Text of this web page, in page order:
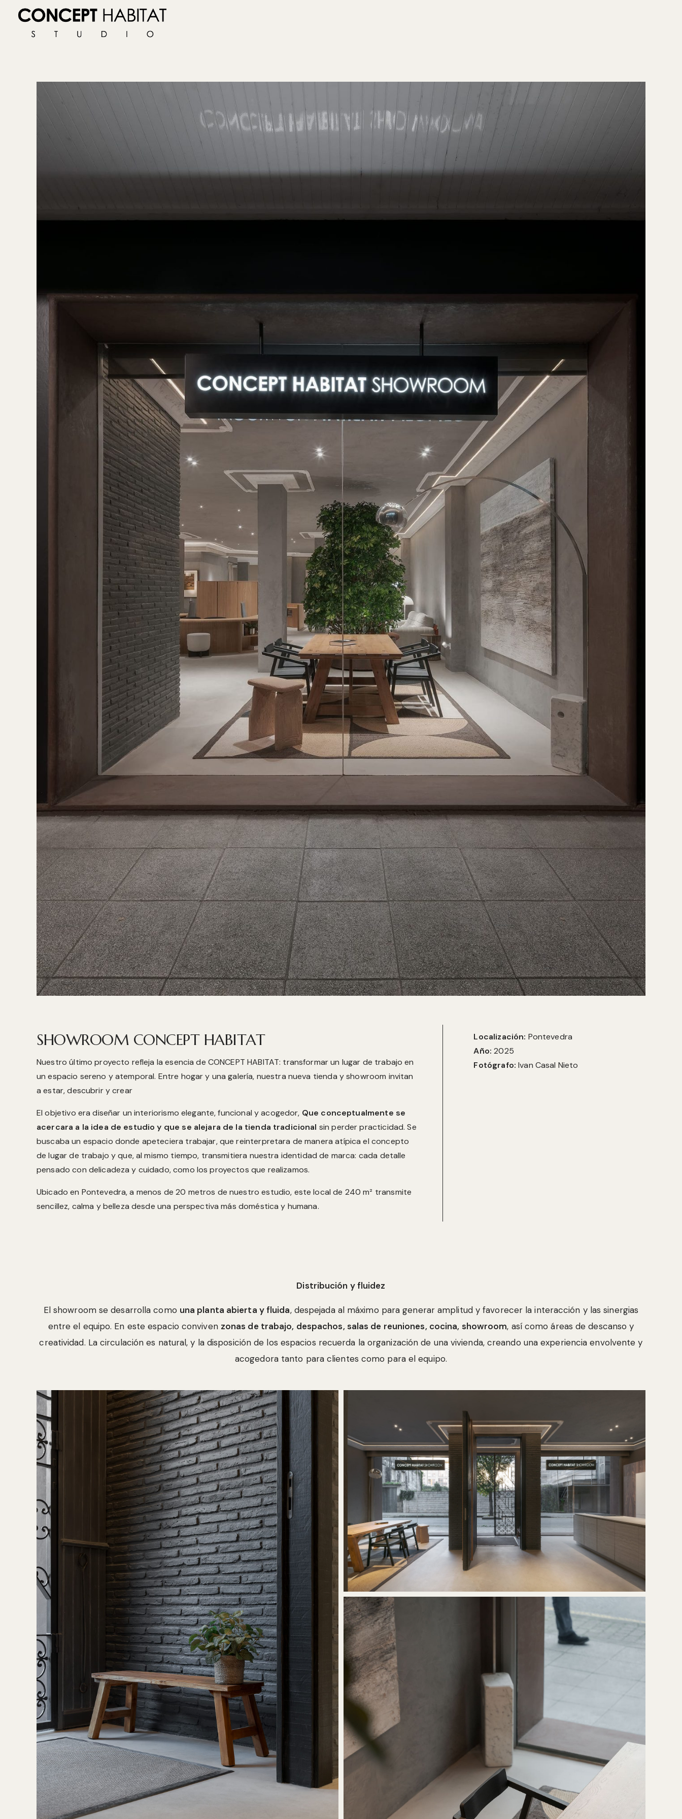
SHOWROOM CONCEPT HABITAT
Nuestro último proyecto refleja la esencia de CONCEPT HABITAT: transformar un lugar de trabajo en
un espacio sereno y atemporal. Entre hogar y una galería, nuestra nueva tienda y showroom invitan
a estar, descubrir y crear
El objetivo era diseñar un interiorismo elegante, funcional y acogedor, Que conceptualmente se
acercara a la idea de estudio y que se alejara de la tienda tradicional sin perder practicidad. Se
buscaba un espacio donde apeteciera trabajar, que reinterpretara de manera atípica el concepto
de lugar de trabajo y que, al mismo tiempo, transmitiera nuestra identidad de marca: cada detalle
pensado con delicadeza y cuidado, como los proyectos que realizamos.
Ubicado en Pontevedra, a menos de 20 metros de nuestro estudio, este local de 240 m² transmite
sencillez, calma y belleza desde una perspectiva más doméstica y humana.
Localización: Pontevedra
Año: 2025
Fotógrafo: Ivan Casal Nieto
Distribución y fluidez
El showroom se desarrolla como una planta abierta y fluida, despejada al máximo para generar amplitud y favorecer la interacción y las sinergias
entre el equipo. En este espacio conviven zonas de trabajo, despachos, salas de reuniones, cocina, showroom, así como áreas de descanso y
creatividad. La circulación es natural, y la disposición de los espacios recuerda la organización de una vivienda, creando una experiencia envolvente y
acogedora tanto para clientes como para el equipo.